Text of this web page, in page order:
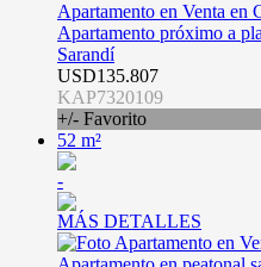
Apartamento en Venta en
Apartamento próximo a
Sarandí
USD135.807
KAP7320109
+/- Favorito
52 m²
-
MÁS DETALLES